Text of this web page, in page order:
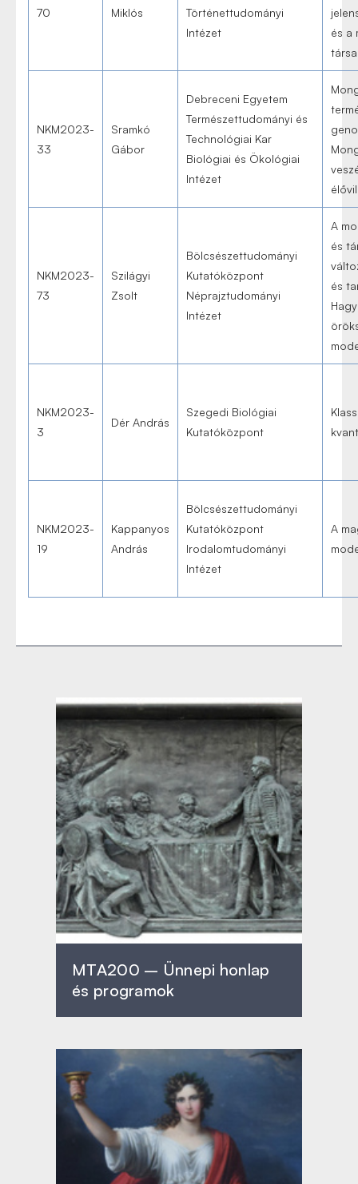
70
Miklós
Történettudományi
Intézet
és a
NKM2023-
33
Sramkó
Gábor
Debreceni Egyetem
Természettudományi és
Technológiai Kar
Biológiai és Ökológiai
Intézet
NKM2023-
73
Szilágyi
Zsolt
Bölcsészettudományi
Kutatóközpont
Néprajztudományi
Intézet
A
és
és
NKM2023-
3
Dér András
Szegedi Biológiai
Kutatóközpont
NKM2023-
19
Kappanyos
András
Bölcsészettudományi
Kutatóközpont
Irodalomtudományi
Intézet
A
MTA200 – Ünnepi honlap
és programok